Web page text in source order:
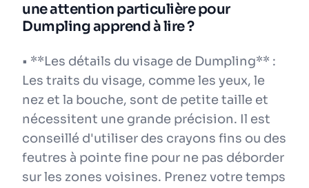
une attention particulière pour
Dumpling apprend à lire ?
• **Les détails du visage de Dumpling** :
Les traits du visage, comme les yeux, le
nez et la bouche, sont de petite taille et
nécessitent une grande précision. Il est
conseillé d'utiliser des crayons fins ou des
feutres à pointe fine pour ne pas déborder
sur les zones voisines. Prenez votre temps